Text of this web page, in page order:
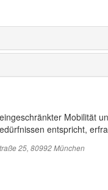
Mobilität
entspricht,
25, 80992 München